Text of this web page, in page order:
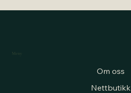
Meny
Om oss
Nettbutikk